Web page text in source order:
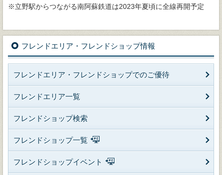
※立野駅からつながる南阿蘇鉄道は2023年夏頃に全線再開予定
フレンドエリア・フレンドショップ情報
フレンドエリア・フレンドショップでのご優待
フレンドエリア一覧
フレンドショップ検索
フレンドショップ一覧
フレンドショップイベント